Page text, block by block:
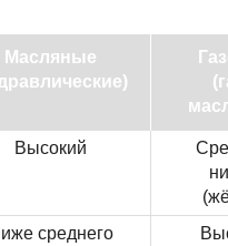
Масляные
Высокий
среднего